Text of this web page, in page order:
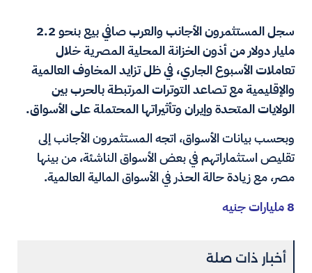
سجل المستثمرون الأجانب والعرب صافي بيع بنحو 2.2
مليار دولار من أذون الخزانة المحلية المصرية خلال
تعاملات الأسبوع الجاري، في ظل تزايد المخاوف العالمية
والإقليمية مع تصاعد التوترات المرتبطة بالحرب بين
الولايات المتحدة وإيران وتأثيراتها المحتملة على الأسواق.
وبحسب بيانات الأسواق، اتجه المستثمرون الأجانب إلى
تقليص استثماراتهم في بعض الأسواق الناشئة، من بينها
مصر، مع زيادة حالة الحذر في الأسواق المالية العالمية.
8 مليارات جنيه
أخبار ذات صلة